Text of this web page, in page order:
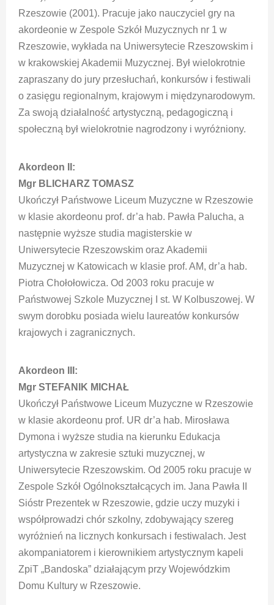
Rzeszowie (2001). Pracuje jako nauczyciel gry na
akordeonie w Zespole Szkół Muzycznych nr 1 w
Rzeszowie, wykłada na Uniwersytecie Rzeszowskim i
w krakowskiej Akademii Muzycznej. Był wielokrotnie
zapraszany do jury przesłuchań, konkursów i festiwali
o zasięgu regionalnym, krajowym i międzynarodowym.
Za swoją działalność artystyczną, pedagogiczną i
społeczną był wielokrotnie nagrodzony i wyróżniony.
Akordeon II:
Mgr BLICHARZ TOMASZ
Ukończył Państwowe Liceum Muzyczne w Rzeszowie
w klasie akordeonu prof. dr’a hab. Pawła Palucha, a
następnie wyższe studia magisterskie w
Uniwersytecie Rzeszowskim oraz Akademii
Muzycznej w Katowicach w klasie prof. AM, dr’a hab.
Piotra Chołołowicza. Od 2003 roku pracuje w
Państwowej Szkole Muzycznej I st. W Kolbuszowej. W
swym dorobku posiada wielu laureatów konkursów
krajowych i zagranicznych.
Akordeon III:
Mgr STEFANIK MICHAŁ
Ukończył Państwowe Liceum Muzyczne w Rzeszowie
w klasie akordeonu prof. UR dr’a hab. Mirosława
Dymona i wyższe studia na kierunku Edukacja
artystyczna w zakresie sztuki muzycznej, w
Uniwersytecie Rzeszowskim. Od 2005 roku pracuje w
Zespole Szkół Ogólnokształcących im. Jana Pawła II
Sióstr Prezentek w Rzeszowie, gdzie uczy muzyki i
współprowadzi chór szkolny, zdobywający szereg
wyróżnień na licznych konkursach i festiwalach. Jest
akompaniatorem i kierownikiem artystycznym kapeli
ZpiT „Bandoska” działającym przy Wojewódzkim
Domu Kultury w Rzeszowie.